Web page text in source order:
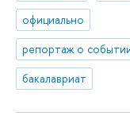
официально
репортаж о
бакалавриат